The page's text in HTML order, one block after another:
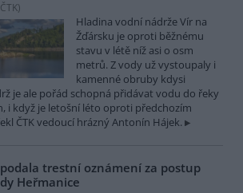
ČTK)
Hladina vodní nádrže Vír na
Žďársku je oproti běžnému
stavu v létě níž asi o osm
metrů. Z vody už vystoupaly i
kamenné obruby kdysi
je ale pořád schopná přidávat vodu do řeky
i když je letošní léto oproti předchozím
ČTK vedoucí hrázný Antonín Hájek.
trestní oznámení za postup
Heřmanice